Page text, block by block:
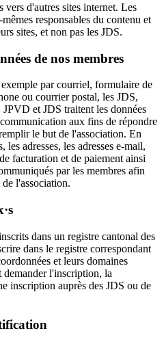
d'autres sites internet. Les
responsables du contenu et
sites, et non pas les JDS.
de nos membres
par courriel, formulaire de
ou courrier postal, les JDS,
et JDS traitent les données
aux fins de répondre
le but de l'association. En
les adresses, les adresses e-mail,
facturation et de paiement ainsi
par les membres afin
l'association.
·s
dans un registre cantonal des
dans le registre correspondant
et leurs domaines
demander l'inscription, la
inscription auprès des JDS ou de